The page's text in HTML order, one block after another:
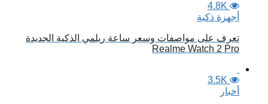
4.8K
أجهزة ذكية
تعرف على مواصفات وسعر ساعة ريلمي الذكية الجديدة
Realme Watch 2 Pro
3.5K
أخبار